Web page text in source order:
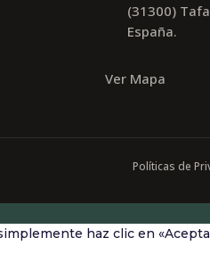
(31300)
España.
Ver Mapa
Políticas de
haz clic en